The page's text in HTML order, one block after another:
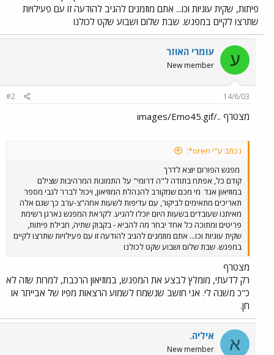
פיתות, שקית עוגיות וכו... אתם מוזמנים להגיב להודעה זו עם פעילויות
שתרצו לקיים במפגש. שבת שלום ושבוע שקט לכולנו
ע עומרי האוזר
New member
14/6/03
#2
מצטרף ../images/Emo45.gif
נכתב ע"י oren*:
מפגש הפורום יוצא לדרך
קודם כל, אפתח בתודה ל"ה דרומי" על התמונות המרהיבות שצילם
במוזיאון אגד מי מכם שמקורב להנהלת המוזיאון, ויכול לברר לגבי מספר
תאריכים מתאימים לביקור, עם עדיפות לשעות אחה"צ-ערב כך שגם אלה
מאיתנו שעובדים בשעות היום יוכלו להגיע. לקראת המפגש נארגן רשימת
פריטים ומתוכה כל אחד יבחר מה להביא - בקבוק שתיה, חבילת פיתות,
שקית עוגיות וכו... אתם מוזמנים להגיב להודעה זו עם פעילויות שתרצו לקיים
במפגש. שבת שלום ושבוע שקט לכולנו
מצטרף
רק לדעתי, מומלץ לבצע את המפגש, במוזיאון הרכבת, למרות שזה לא
כ"כ משנה לי. אני חושב שנשמח לשמוע הרצאות מפיו של אבייתר או
חן.
א איליה.
New member